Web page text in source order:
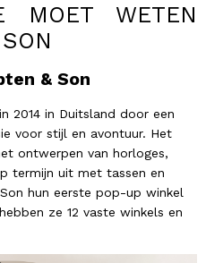
MOET WETEN
& Son
2014 in Duitsland door een
voor stijl en avontuur. Het
ontwerpen van horloges,
termijn uit met tassen en
hun eerste pop-up winkel
ze 12 vaste winkels en